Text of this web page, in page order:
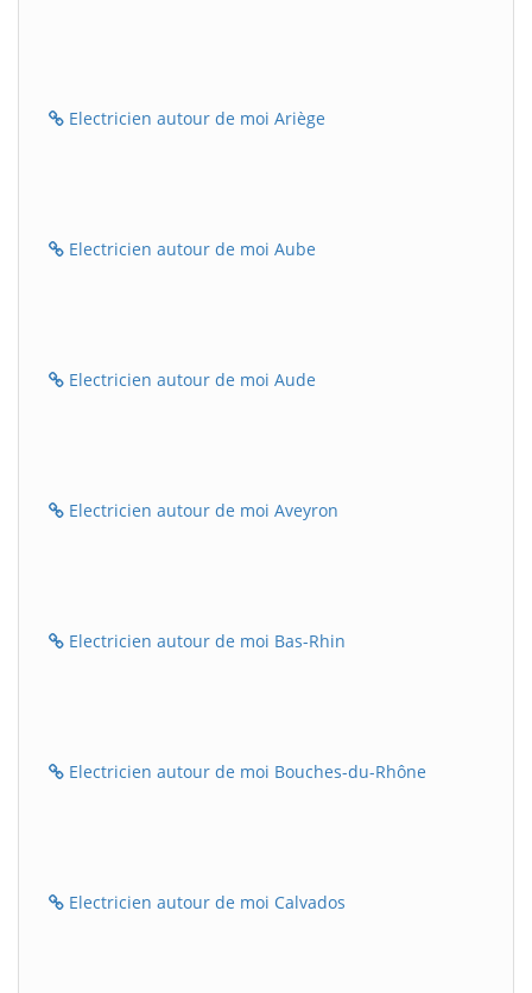
Electricien autour de moi Ariège
Electricien autour de moi Aube
Electricien autour de moi Aude
Electricien autour de moi Aveyron
Electricien autour de moi Bas-Rhin
Electricien autour de moi Bouches-du-Rhône
Electricien autour de moi Calvados